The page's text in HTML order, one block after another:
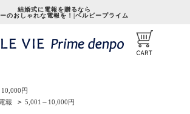
結婚式に電報を贈るなら
のおしゃれな電報を！|ベルビープライム
円
報 > 5,001～10,000円